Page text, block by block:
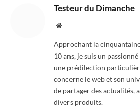
Testeur du Dimanche
Website
Approchant la
10 ans, je suis un
une prédilection
concerne le web et son
de partager des actualités,
divers produits.